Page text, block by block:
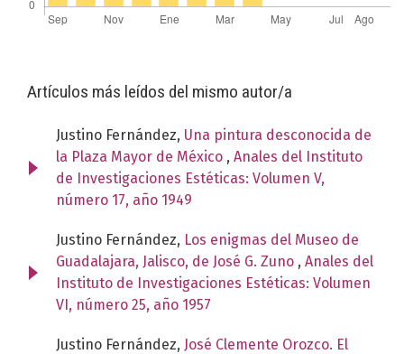
Artículos más leídos del mismo autor/a
Justino Fernández, Una pintura desconocida de
la Plaza Mayor de México , Anales del Instituto
de Investigaciones Estéticas: Volumen V,
número 17, año 1949
Justino Fernández, Los enigmas del Museo de
Guadalajara, Jalisco, de José G. Zuno , Anales del
Instituto de Investigaciones Estéticas: Volumen
VI, número 25, año 1957
Justino Fernández, José Clemente Orozco. El